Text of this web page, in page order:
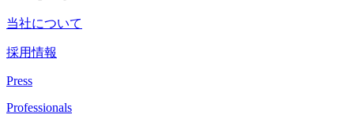
当社について
採用情報
Press
Professionals